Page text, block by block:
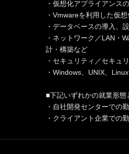
・仮想化アプライアンス
・Vmwareを利用した仮
・データベースの導入、
・ネットワーク／LAN・
計・構築など
・セキュリティ／セキュ
・Windows、UNIX、
■下記いずれかの就業形態
・自社開発センターでの
・クライアント企業での